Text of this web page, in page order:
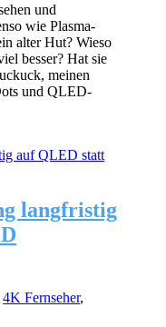
und
wie Plasma-
alter Hut? Wieso
besser? Hat sie
meinen
und QLED-
langfristig
4K Fernseher,